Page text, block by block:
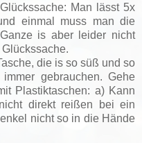
Man lässt 5x
einmal muss man die
is aber leider nicht
die is so süß und so
gebrauchen. Gehe
Plastiktaschen: a) Kann
direkt reißen bei ein
nicht so in die Hände